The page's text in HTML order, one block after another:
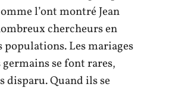
l’ont montré Jean
chercheurs en
populations. Les mariages
se font rares,
disparu. Quand ils se